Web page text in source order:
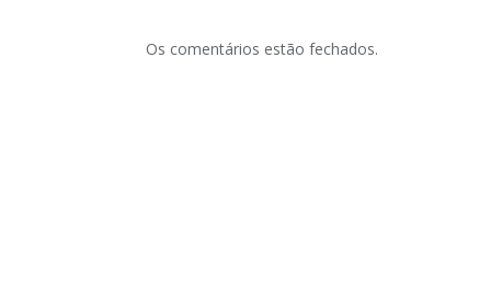
Os comentários estão fechados.